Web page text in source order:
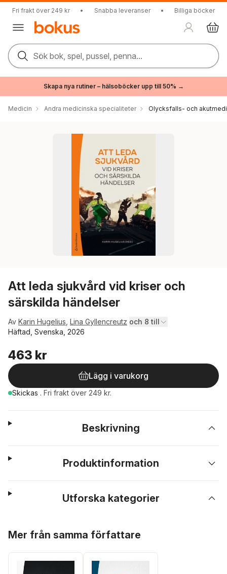
Fri frakt över 249 kr • Snabba leveranser • Billiga böcker
Sök bok, spel, pussel, penna...
Skapa nya rutiner – hälsoböcker upp till 50% →
Medicin Andra medicinska specialiteter Olycksfalls- och
Att leda sjukvård vid kriser och
särskilda händelser
Av Karin Hugelius Lina Gyllencreutz och 8 till
Häftad, Svenska, 2026
463 kr
Lägg i varukorg
Skickas . Fri frakt över 249 kr.
Beskrivning
Produktinformation
Utforska kategorier
Mer från samma författare